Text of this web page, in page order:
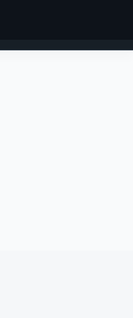
INICIAR SESIÓN